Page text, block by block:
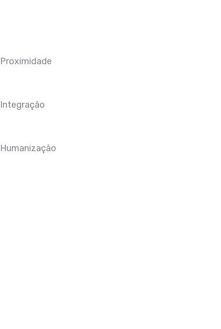
Proximidade
Integração
Humanização